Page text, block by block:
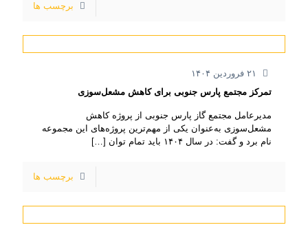
برچسب ها
۲۱ فروردین ۱۴۰۴
تمرکز مجتمع پارس جنوبی برای کاهش مشعل‌سوزی
مدیرعامل مجتمع گاز پارس جنوبی از پروژه کاهش
مشعل‌سوزی به‌عنوان یکی از مهم‌ترین پروژه‌های این مجموعه
نام برد و گفت: در سال ۱۴۰۴ باید تمام توان
[…]
برچسب ها